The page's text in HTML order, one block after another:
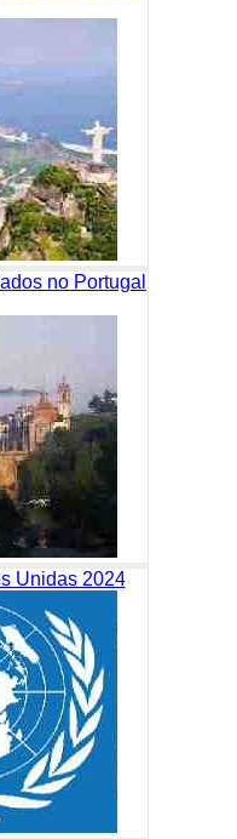
no Portugal
Unidas 2024